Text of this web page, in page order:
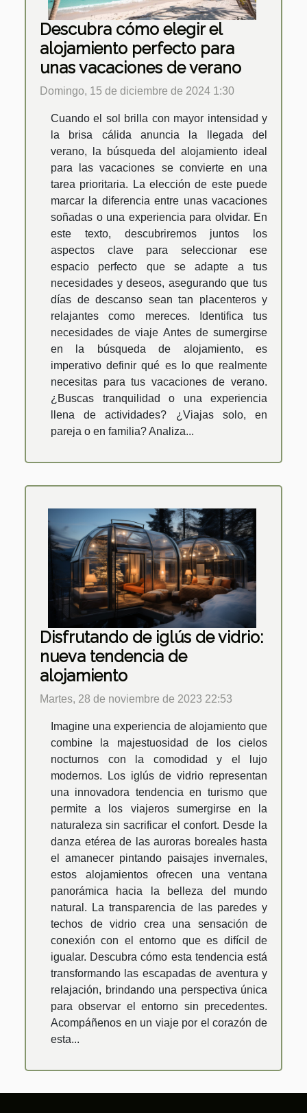
Descubra cómo elegir el
alojamiento perfecto para
unas vacaciones de verano
Domingo, 15 de diciembre de 2024 1:30
Cuando el sol brilla con mayor intensidad y
la brisa cálida anuncia la llegada del
verano, la búsqueda del alojamiento ideal
para las vacaciones se convierte en una
tarea prioritaria. La elección de este puede
marcar la diferencia entre unas vacaciones
soñadas o una experiencia para olvidar. En
este texto, descubriremos juntos los
aspectos clave para seleccionar ese
espacio perfecto que se adapte a tus
necesidades y deseos, asegurando que tus
días de descanso sean tan placenteros y
relajantes como mereces. Identifica tus
necesidades de viaje Antes de sumergirse
en la búsqueda de alojamiento, es
imperativo definir qué es lo que realmente
necesitas para tus vacaciones de verano.
¿Buscas tranquilidad o una experiencia
llena de actividades? ¿Viajas solo, en
pareja o en familia? Analiza...
Disfrutando de iglús de vidrio:
nueva tendencia de
alojamiento
Martes, 28 de noviembre de 2023 22:53
Imagine una experiencia de alojamiento que
combine la majestuosidad de los cielos
nocturnos con la comodidad y el lujo
modernos. Los iglús de vidrio representan
una innovadora tendencia en turismo que
permite a los viajeros sumergirse en la
naturaleza sin sacrificar el confort. Desde la
danza etérea de las auroras boreales hasta
el amanecer pintando paisajes invernales,
estos alojamientos ofrecen una ventana
panorámica hacia la belleza del mundo
natural. La transparencia de las paredes y
techos de vidrio crea una sensación de
conexión con el entorno que es difícil de
igualar. Descubra cómo esta tendencia está
transformando las escapadas de aventura y
relajación, brindando una perspectiva única
para observar el entorno sin precedentes.
Acompáñenos en un viaje por el corazón de
esta...